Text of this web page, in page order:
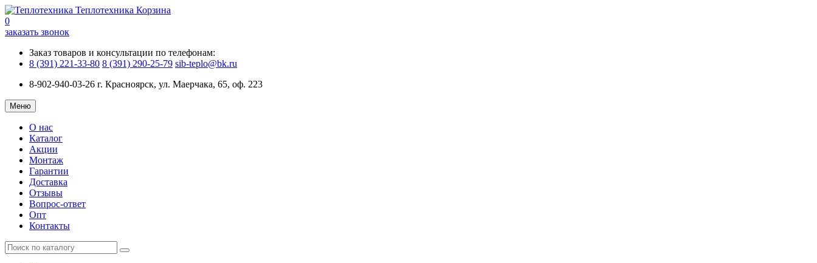
Теплотехника Корзина
0
заказать звонок
Заказ товаров и консультации по телефонам:
8 (391) 221-33-80 8 (391) 290-25-79 sib-teplo@bk.ru
8-902-940-03-26 г. Красноярск, ул. Маерчака, 65, оф. 223
Меню
О нас
Каталог
Акции
Монтаж
Гарантии
Доставка
Отзывы
Вопрос-ответ
Опт
Контакты